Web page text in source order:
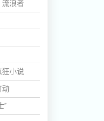
流浪者
狂小说
动
”